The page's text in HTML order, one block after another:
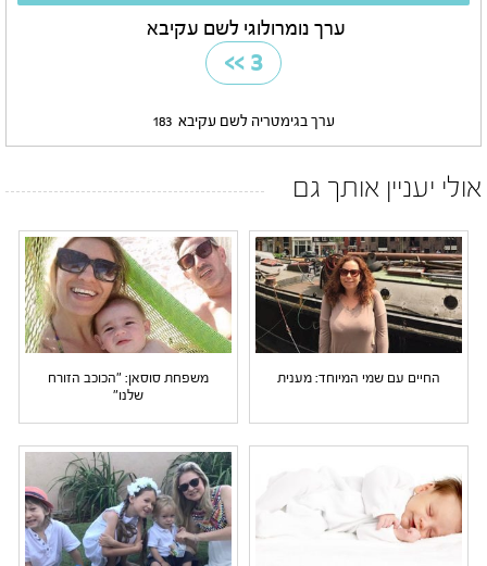
ערך נומרולוגי לשם עקיבא
3
>>
ערך בגימטריה לשם עקיבא 183
אולי יעניין אותך גם
החיים עם שמי המיוחד: מענית
משפחת סוסאן: "הכוכב הזורח
שלנו"